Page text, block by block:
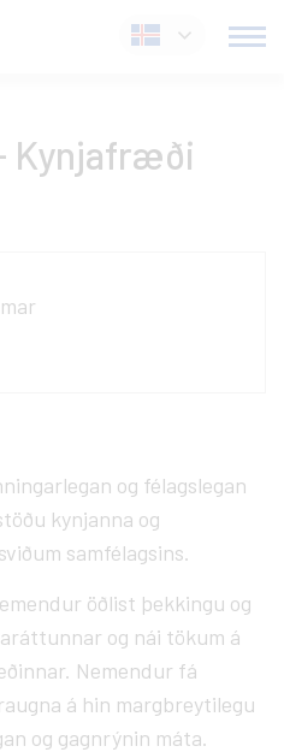
Íslenska
Kynjafræði
og félagslegan
kynjanna og
samfélagsins.
öðlist þekkingu og
og nái tökum á
Nemendur fá
á hin margbreytilegu
og gagnrýnin máta.